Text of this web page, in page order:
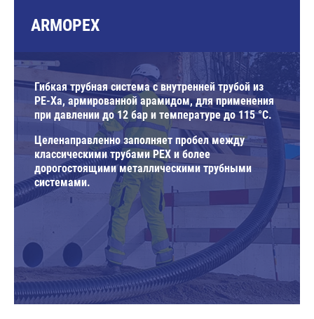
ARMOPEX
Гибкая трубная система с внутренней трубой из
PE-Xa, армированной арамидом, для применения
при давлении до 12 бар и температуре до 115 °C.
Целенаправленно заполняет пробел между
классическими трубами PEX и более
дорогостоящими металлическими трубными
системами.